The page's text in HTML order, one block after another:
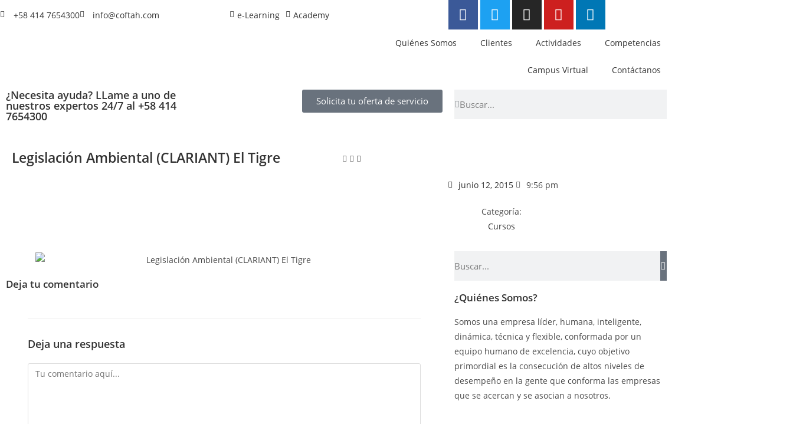
+58 414 7654300 info@coftah.com e-Learning Academy
Quiénes Somos Clientes Actividades Competencias
Campus Virtual Contáctanos
¿Necesita ayuda? LLame a uno de
nuestros expertos 24/7 al +58 414
7654300
Solicita tu oferta de servicio
Legislación Ambiental (CLARIANT) El Tigre
junio 12, 2015 9:56 pm
Categoría:
Cursos
Deja tu comentario
Deja una respuesta
¿Quiénes Somos?
Somos una empresa líder, humana, inteligente,
dinámica, técnica y flexible, conformada por un
equipo humano de excelencia, cuyo objetivo
primordial es la consecución de altos niveles de
desempeño en la gente que conforma las empresas
que se acercan y se asocian a nosotros.